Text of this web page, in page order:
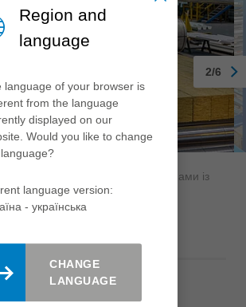
пилами, оснащеними пластинами із
захищеною впадиною
2/6
Region and
language
language of your browser is
from the language
displayed on our
Would you like to change
language version:
- yкраїнська
CHANGE
LANGUAGE